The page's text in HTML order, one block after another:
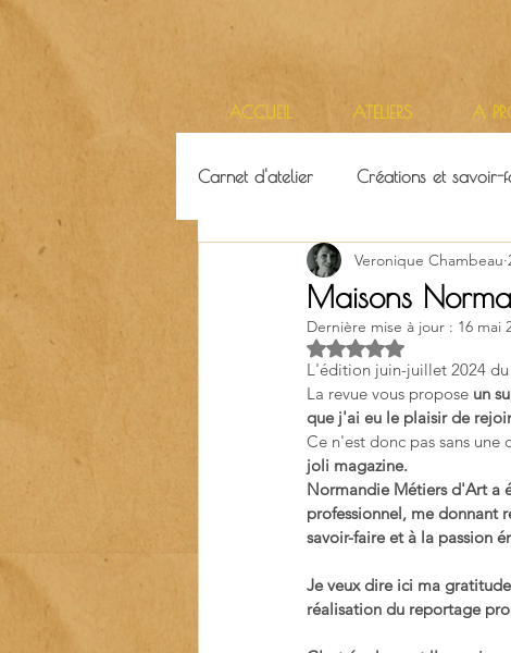
Carnet d'atelier Créations et savoir-
Ressources & ambiance
Maisons
Veronique Chambeau
Dernière mise à jour : 16 mai
Noté NaN étoiles sur 5.
L'édition juin-juillet 2024
La revue vous propose un
que j'ai eu le plaisir de
Ce n'est donc pas sans une
joli magazine.
Normandie Métiers d'Art a
professionnel, me donnant
savoir-faire et à la passion
Je veux dire ici ma
réalisation du reportage
ACCUEIL ATELIERS A